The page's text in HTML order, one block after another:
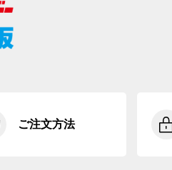
ご注文方法